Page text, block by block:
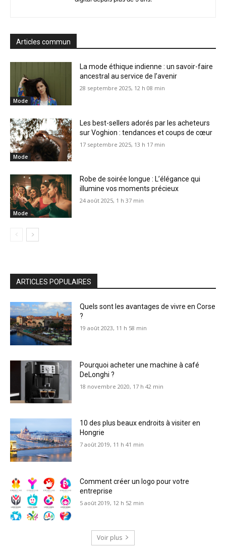
Articles commun
Mode
La mode éthique indienne : un savoir-faire
ancestral au service de l’avenir
28 septembre 2025, 12 h 08 min
Mode
Les best-sellers adorés par les acheteurs
sur Voghion : tendances et coups de cœur
17 septembre 2025, 13 h 17 min
Mode
Robe de soirée longue : L’élégance qui
illumine vos moments précieux
24 août 2025, 1 h 37 min
ARTICLES POPULAIRES
Quels sont les avantages de vivre en Corse
?
19 août 2023, 11 h 58 min
Pourquoi acheter une machine à café
DeLonghi ?
18 novembre 2020, 17 h 42 min
10 des plus beaux endroits à visiter en
Hongrie
7 août 2019, 11 h 41 min
Comment créer un logo pour votre
entreprise
5 août 2019, 12 h 52 min
Voir plus